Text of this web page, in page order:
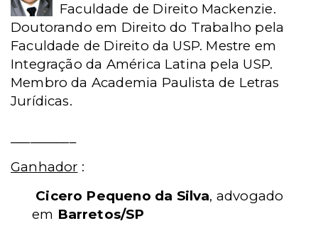
Faculdade de Direito Mackenzie.
Doutorando em Direito do Trabalho pela
Faculdade de Direito da USP. Mestre em
Integração da América Latina pela USP.
Membro da Academia Paulista de Letras
Jurídicas.
Ganhador :
Cicero Pequeno da Silva, advogado
em Barretos/SP